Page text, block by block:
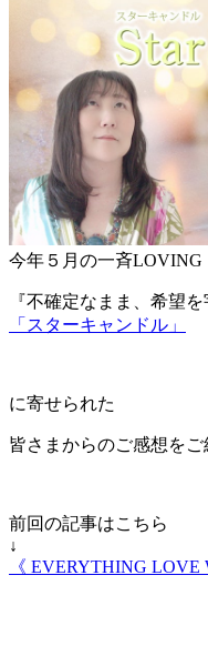
今年５月の一斉LOVING
『不確定なまま、希望
「スターキャンドル」
に寄せられた
皆さまからのご感想をご
前回の記事はこちら
↓
《 EVERYTHING